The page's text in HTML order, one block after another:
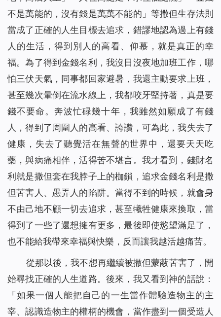
不是萬能的，沒有錢是萬萬不能的」等撒但生存法則
當成了正確的人生目標去追求，錯謬地認為過上有錢
人的生活，得到別人的高看、仰慕，就是真正的幸
福。為了得到金錢名利，我沒日沒夜地加班工作，哪
怕三伏天氣，同事都回家避暑，我還主動要求上班，
甚至幾次暈倒在流水線上，我都咬牙堅持著，真是要
錢不要命。奔波忙碌幾十年，我雖然如願成了有錢
人，得到了周圍人的高看、誇讚，可為此，我失去了
健康，失去了聽覺活在無聲的世界中，還要天天吃
藥，與病痛相伴，活得苦不堪言。我才看到，錢財名
利就是撒但套在我脖子上的枷鎖，追求金錢名利是撒
但苦害人、愚弄人的陷阱。當得不到的時候，就會身
不由己地不顧一切去追求，甚至犧牲健康來換取，當
得到了一些了還想擁有更多，最後即使慾望滿足了，
也不能給我帶來幸福與快樂，反而讓我越活越痛苦。
從那以後，我不想再繼續被撒但蒙蔽苦害了，開
始尋找正確的人生道路。後來，我又看到神的話說：
「如果一個人能把自己的一生當作體驗造物主的主
宰、認識造物主的權柄的機會，當作盡到一個受造人